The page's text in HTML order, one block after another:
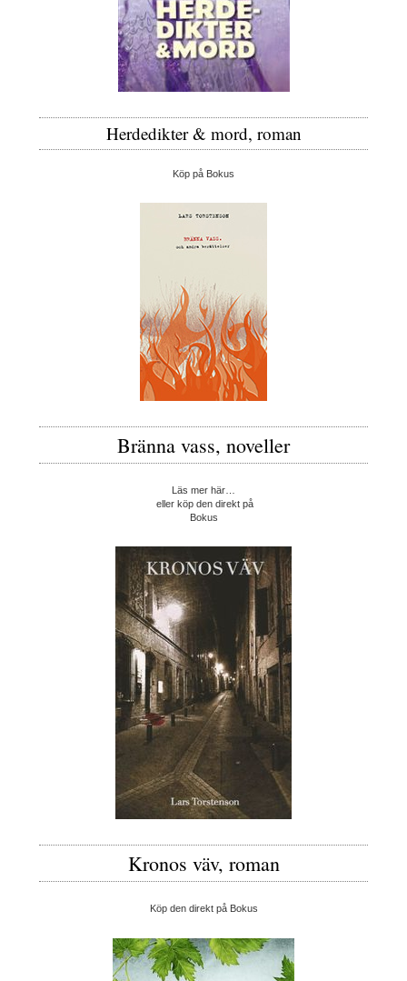
Herdedikter & mord, roman
Köp på Bokus
Bränna vass, noveller
Läs mer här…
eller köp den direkt på
Bokus
Kronos väv, roman
Köp den direkt på Bokus